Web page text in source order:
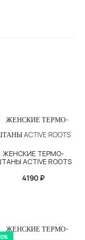
ЖЕНСКИЕ ТЕРМО-
ACTIVE ROOTS
4190 ₽